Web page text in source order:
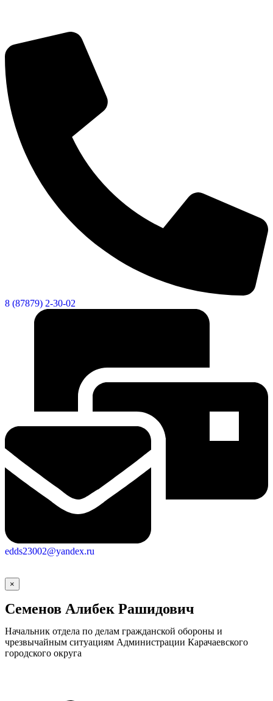
8 (87879) 2-30-02
edds23002@yandex.ru
×
Семенов Алибек Рашидович
Начальник отдела по делам гражданской обороны и
чрезвычайным ситуациям Администрации Карачаевского
городского округа